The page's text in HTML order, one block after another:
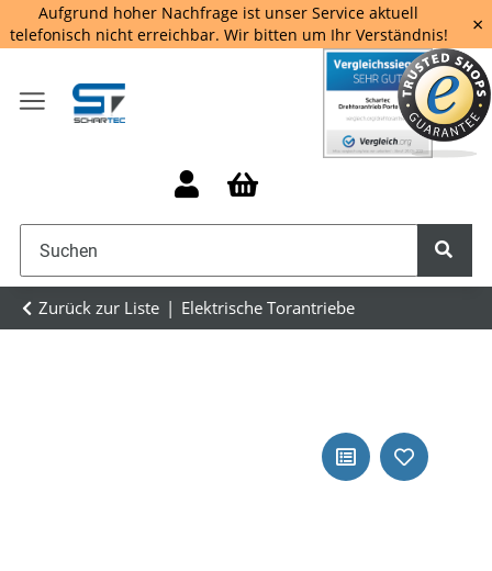
Aufgrund hoher Nachfrage ist unser Service aktuell
telefonisch nicht erreichbar. Wir bitten um Ihr Verständnis!
×
Zurück zur Liste Elektrische Torantriebe